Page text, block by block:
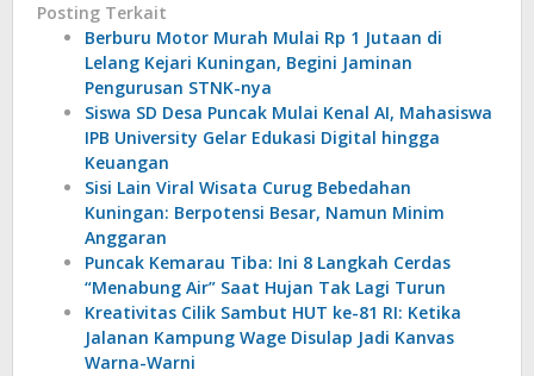
Posting Terkait
Berburu Motor Murah Mulai Rp 1 Jutaan di
Lelang Kejari Kuningan, Begini Jaminan
Pengurusan STNK-nya
Siswa SD Desa Puncak Mulai Kenal AI, Mahasiswa
IPB University Gelar Edukasi Digital hingga
Keuangan
Sisi Lain Viral Wisata Curug Bebedahan
Kuningan: Berpotensi Besar, Namun Minim
Anggaran
Puncak Kemarau Tiba: Ini 8 Langkah Cerdas
“Menabung Air” Saat Hujan Tak Lagi Turun
Kreativitas Cilik Sambut HUT ke-81 RI: Ketika
Jalanan Kampung Wage Disulap Jadi Kanvas
Warna-Warni